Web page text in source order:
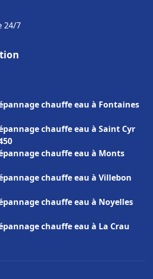
24/7
chauffe eau à Fontaines
chauffe eau à Saint Cyr
chauffe eau à Monts
chauffe eau à Villebon
chauffe eau à Noyelles
chauffe eau à La Crau